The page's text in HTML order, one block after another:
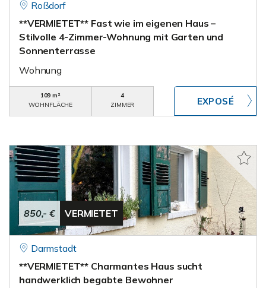
Roßdorf
**VERMIETET** Fast wie im eigenen Haus –
Stilvolle 4-Zimmer-Wohnung mit Garten und
Sonnenterrasse
Wohnung
109 m²
WOHNFLÄCHE
4
ZIMMER
850,- € VERMIETET
Darmstadt
**VERMIETET** Charmantes Haus sucht
handwerklich begabte Bewohner